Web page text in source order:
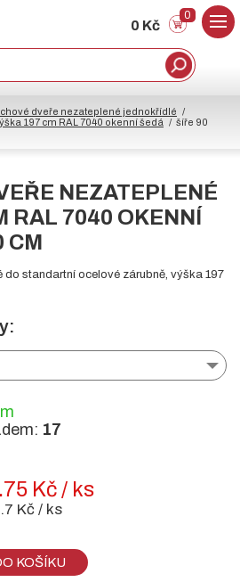
0 Kč
0
dveře nezateplené jednokřídlé
197 cm RAL 7040 okenní šedá
šíře 90
NEZATEPLENÉ
RAL 7040 OKENNÍ
CM
do standartní ocelové zárubně, výška 197
17
Kč / ks
Kč / ks
KOŠÍKU